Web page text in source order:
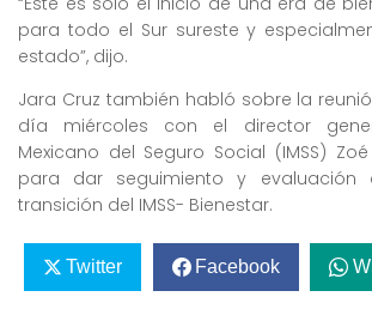
para todo el Sur sureste y
estado”, dijo.
Jara Cruz también habló sobre la
día miércoles con el director
Mexicano del Seguro Social (IMSS)
para dar seguimiento y evaluación
transición del IMSS- Bienestar.
Twitter Facebook